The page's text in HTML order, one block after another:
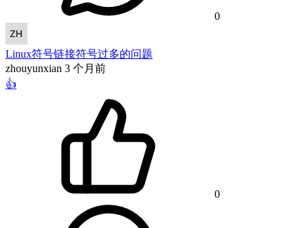
0
Linux符号链接符号过多的问题
zhouyunxian 3 个月前
👍
0